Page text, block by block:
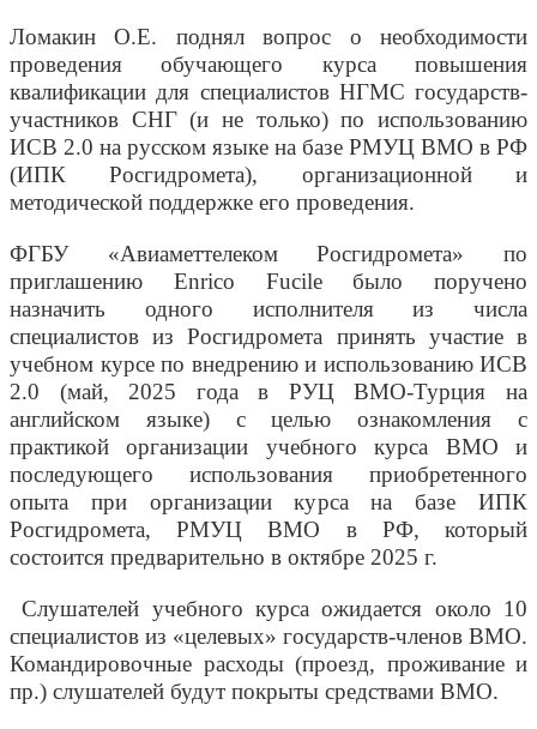
Ломакин О.Е. поднял вопрос о необходимости
проведения обучающего курса повышения
квалификации для специалистов НГМС государств-
участников СНГ (и не только) по использованию
ИСВ 2.0 на русском языке на базе РМУЦ ВМО в РФ
(ИПК Росгидромета), организационной и
методической поддержке его проведения.
ФГБУ «Авиаметтелеком Росгидромета» по
приглашению Enrico Fucile было поручено
назначить одного исполнителя из числа
специалистов из Росгидромета принять участие в
учебном курсе по внедрению и использованию ИСВ
2.0 (май, 2025 года в РУЦ ВМО-Турция на
английском языке) с целью ознакомления с
практикой организации учебного курса ВМО и
последующего использования приобретенного
опыта при организации курса на базе ИПК
Росгидромета, РМУЦ ВМО в РФ, который
состоится предварительно в октябре 2025 г.
Слушателей учебного курса ожидается около 10
специалистов из «целевых» государств-членов ВМО.
Командировочные расходы (проезд, проживание и
пр.) слушателей будут покрыты средствами ВМО.